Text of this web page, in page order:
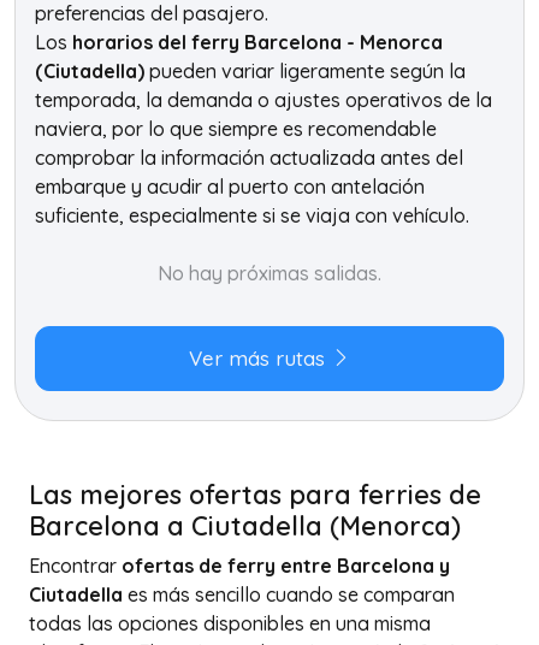
preferencias del pasajero.
Los horarios del ferry Barcelona - Menorca
(Ciutadella) pueden variar ligeramente según la
temporada, la demanda o ajustes operativos de la
naviera, por lo que siempre es recomendable
comprobar la información actualizada antes del
embarque y acudir al puerto con antelación
suficiente, especialmente si se viaja con vehículo.
No hay próximas salidas.
Ver más rutas
Las mejores ofertas para ferries de
Barcelona a Ciutadella (Menorca)
Encontrar ofertas de ferry entre Barcelona y
Ciutadella es más sencillo cuando se comparan
todas las opciones disponibles en una misma